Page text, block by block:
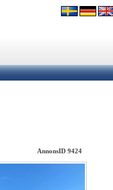
AnnonsID 9424